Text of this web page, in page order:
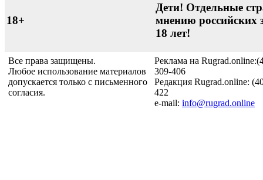
18+
Дети! Отдельные
мнению российских
18 лет!
Все права защищены.
Любое использование материалов
допускается только с письменного
согласия.
Реклама на
309-406
Редакция Rugrad.online:
422
e-mail: info@rugrad.online